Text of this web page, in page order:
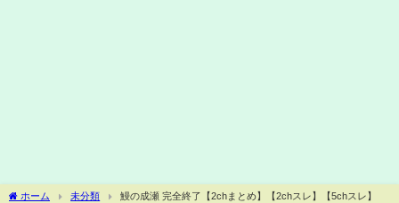
ホーム 未分類 鰻の成瀬 完全終了【2chまとめ】【2chスレ】【5chスレ】